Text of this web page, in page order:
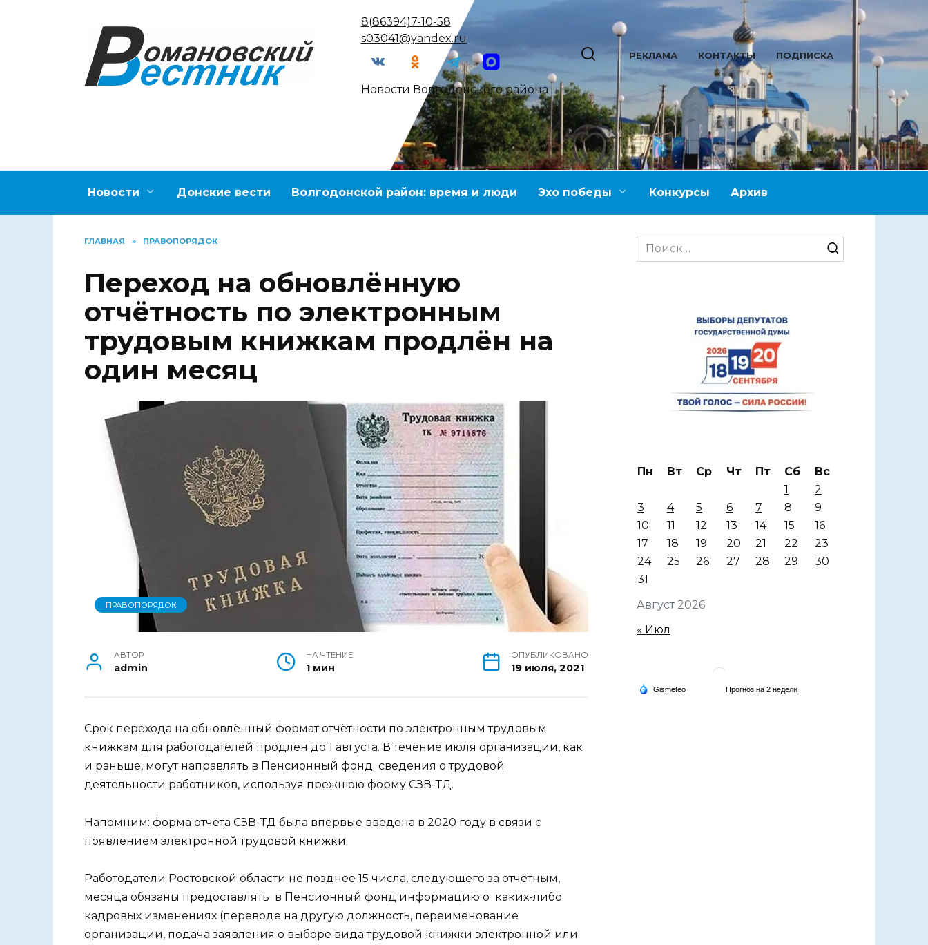
8(86394)7-10-58
s03041@yandex.ru
Новости Волгодонского района
РЕКЛАМА КОНТАКТЫ ПОДПИСКА
Новости Донские вести Волгодонской район: время и люди Эхо победы Конкурсы Архив
ГЛАВНАЯ » ПРАВОПОРЯДОК
Переход на обновлённую
отчётность по электронным
трудовым книжкам продлён на
один месяц
ПРАВОПОРЯДОК
АВТОР
admin
НА ЧТЕНИЕ
1 мин
ОПУБЛИКОВАНО
19 июля, 2021
Срок перехода на обновлённый формат отчётности по электронным трудовым
книжкам для работодателей продлён до 1 августа. В течение июля организации, как
и раньше, могут направлять в Пенсионный фонд сведения о трудовой
деятельности работников, используя прежнюю форму СЗВ-ТД.
Напомним: форма отчёта СЗВ-ТД была впервые введена в 2020 году в связи с
появлением электронной трудовой книжки.
Работодатели Ростовской области не позднее 15 числа, следующего за отчётным,
месяца обязаны предоставлять в Пенсионный фонд информацию о каких-либо
кадровых изменениях (переводе на другую должность, переименование
организации, подача заявления о выборе вида трудовой книжки электронной или
Search
for:
Август 2026
Пн Вт Ср Чт Пт Сб
Вс
1
2
3
4 5 6 7 8
9
10
11 12 13 14 15
16
17
18 19 20 21 22
23
24
25 26 27 28 29
30
31
« Июл